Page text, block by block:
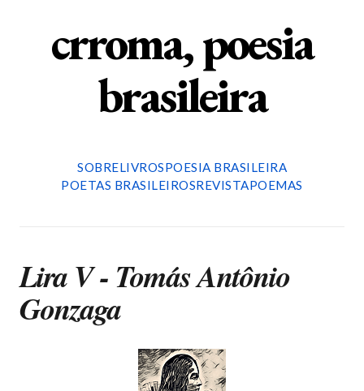
crroma, poesia
brasileira
SOBRELIVROSPOESIA BRASILEIRA
POETAS BRASILEIROSREVISTAPOEMAS
Lira V - Tomás Antônio
Gonzaga